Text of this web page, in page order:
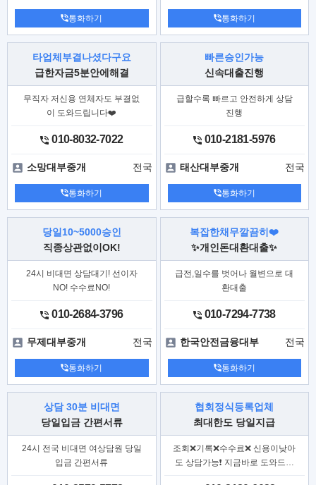
통화하기 통화하기
타업체부결나셨다구요
급한자금5분안에해결
무직자 저신용 연체자도 부결없
이 도와드립니다❤️
010-8032-7022
소망대부중개 전국
통화하기
빠른승인가능
신속대출진행
급할수록 빠르고 안전하게 상담
진행
010-2181-5976
태산대부중개 전국
통화하기
당일10~5000승인
직종상관없이OK!
24시 비대면 상담대기! 선이자
NO! 수수료NO!
010-2684-3796
무제대부중개 전국
통화하기
복잡한채무깔끔히❤️
✨개인돈대환대출✨
급전,일수를 벗어나 월변으로 대
환대출
010-7294-7738
한국안전금융대부 전국
통화하기
상담 30분 비대면
당일입금 간편서류
24시 전국 비대면 여상담원 당일
입금 간편서류
협회정식등록업체
최대한도 당일지급
조회❌기록❌수수료❌ 신용이낮아
도 상담가능❗ 지금바로 도와드리